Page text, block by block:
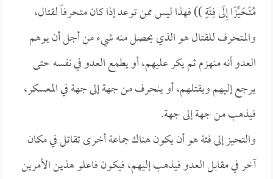
مُتَحَيِّزًا إِلَى فِئَةٍ )) فهذا ليس ممن توعد إذا كان متحرفاً لقتال،
والمتحرف للقتال هو الذي يحصل منه شيء من أجل أن يوهم
العدو أنه منهزم ثم يكر عليهم، أو يطمع العدو في نفسه حتى
يرجع إليهم ويقتلهم، أو ينحرف من جهة إلى جهة في المعسكر،
فيذهب من جهة إلى جهة.
والتحيز إلى فئة هو أن يكون هناك جماعة أخرى تقاتل في مكان
آخر في مقابل العدو فيذهب إليهم، فيكون فاعلو هذين الأمرين